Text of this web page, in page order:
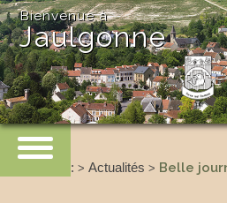
Bienvenue à
Jaulgonne
: > Actualités > Belle